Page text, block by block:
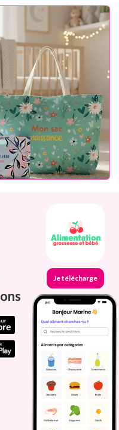
Je télécharge